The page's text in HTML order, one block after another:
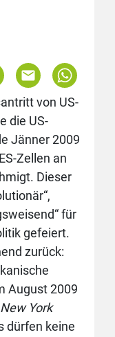
von US-
die US-
Jänner 2009
Zellen an
Dieser
für
gefeiert.
zurück:
August 2009
New York
dürfen keine